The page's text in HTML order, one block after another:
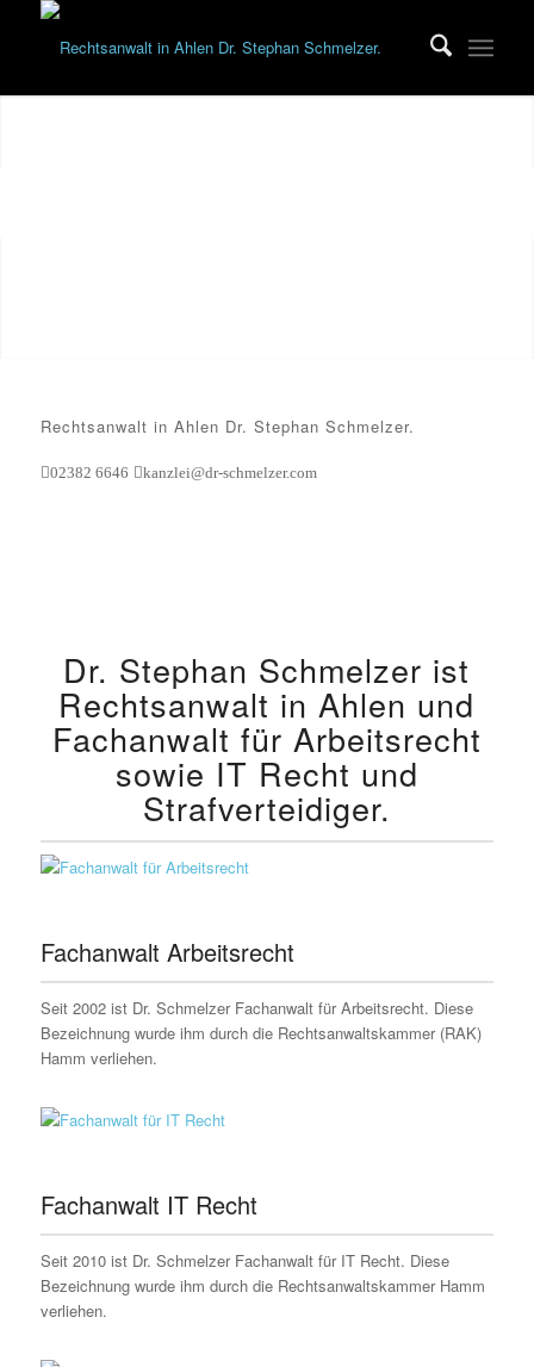
Rechtsanwalt in Ahlen Dr. Stephan Schmelzer.
02382 6646 kanzlei@dr-schmelzer.com
Dr. Stephan Schmelzer ist
Rechtsanwalt in Ahlen und
Fachanwalt für Arbeitsrecht
sowie IT Recht und
Strafverteidiger.
Fachanwalt Arbeitsrecht
Seit 2002 ist Dr. Schmelzer Fachanwalt für Arbeitsrecht. Diese
Bezeichnung wurde ihm durch die Rechtsanwaltskammer (RAK)
Hamm verliehen.
Fachanwalt IT Recht
Seit 2010 ist Dr. Schmelzer Fachanwalt für IT Recht. Diese
Bezeichnung wurde ihm durch die Rechtsanwaltskammer Hamm
verliehen.